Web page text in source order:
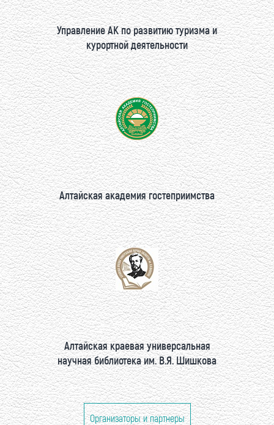
Управление АК по развитию туризма и
курортной деятельности
Алтайская академия гостеприимства
Алтайская краевая универсальная
научная библиотека им. В.Я. Шишкова
Организаторы и партнеры